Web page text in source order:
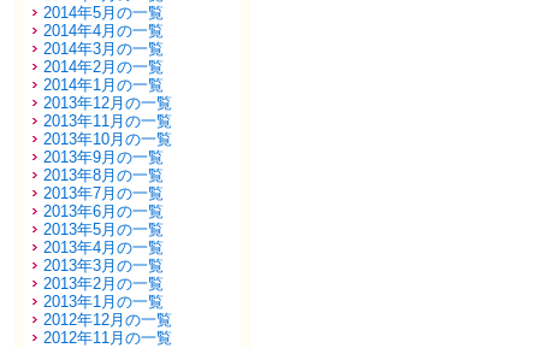
2014年5月の一覧
2014年4月の一覧
2014年3月の一覧
2014年2月の一覧
2014年1月の一覧
2013年12月の一覧
2013年11月の一覧
2013年10月の一覧
2013年9月の一覧
2013年8月の一覧
2013年7月の一覧
2013年6月の一覧
2013年5月の一覧
2013年4月の一覧
2013年3月の一覧
2013年2月の一覧
2013年1月の一覧
2012年12月の一覧
2012年11月の一覧